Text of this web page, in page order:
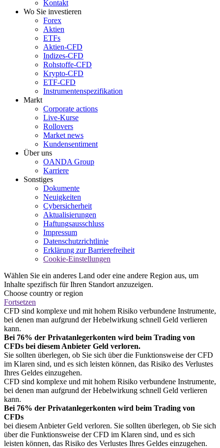
Kontakt
Wo Sie investieren
Forex
Aktien
ETFs
Aktien-CFD
Indizes-CFD
Rohstoffe-CFD
Krypto-CFD
ETF-CFD
Instrumentenspezifikation
Markt
Corporate actions
Live-Kurse
Rollovers
Market news
Kundensentiment
Über uns
OANDA Group
Karriere
Sonstiges
Dokumente
Neuigkeiten
Cybersicherheit
Aktualisierungen
Haftungsausschluss
Impressum
Datenschutzrichtlinie
Erklärung zur Barrierefreiheit
Cookie-Einstellungen
Wählen Sie ein anderes Land oder eine andere Region aus, um
Inhalte spezifisch für Ihren Standort anzuzeigen.
Choose country or region
Fortsetzen
CFD sind komplexe und mit hohem Risiko verbundene Instrumente,
bei denen man aufgrund der Hebelwirkung schnell Geld verlieren
kann.
Bei 76% der Privatanlegerkonten wird beim Trading von
CFDs bei diesem Anbieter Geld verloren.
Sie sollten überlegen, ob Sie sich über die Funktionsweise der CFD
im Klaren sind, und es sich leisten können, das Risiko des Verlustes
Ihres Geldes einzugehen.
CFD sind komplexe und mit hohem Risiko verbundene Instrumente,
bei denen man aufgrund der Hebelwirkung schnell Geld verlieren
kann.
Bei 76% der Privatanlegerkonten wird beim Trading von
CFDs
bei diesem Anbieter Geld verloren. Sie sollten überlegen, ob Sie sich
über die Funktionsweise der CFD im Klaren sind, und es sich
leisten können, das Risiko des Verlustes Ihres Geldes einzugehen.